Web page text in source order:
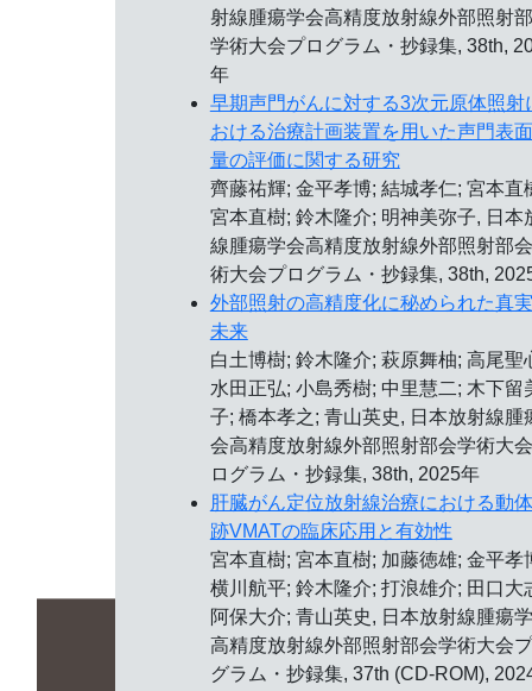
射線腫瘍学会高精度放射線外部照射
学術大会プログラム・抄録集, 38th,
年
早期声門がんに対する3次元原体照射
おける治療計画装置を用いた声門表
量の評価に関する研究
齊藤祐輝; 金平孝博; 結城孝仁; 宮本直
宮本直樹; 鈴木隆介; 明神美弥子, 日本
線腫瘍学会高精度放射線外部照射部
術大会プログラム・抄録集, 38th,
外部照射の高精度化に秘められた真
未来
白土博樹; 鈴木隆介; 萩原舞柚; 高尾聖
水田正弘; 小島秀樹; 中里慧二; 木下留
子; 橋本孝之; 青山英史, 日本放射線腫
会高精度放射線外部照射部会学術大
ログラム・抄録集, 38th, 2025年
肝臓がん定位放射線治療における動
跡VMATの臨床応用と有効性
宮本直樹; 宮本直樹; 加藤徳雄; 金平孝
横川航平; 鈴木隆介; 打浪雄介; 田口大
阿保大介; 青山英史, 日本放射線腫瘍
高精度放射線外部照射部会学術大会
グラム・抄録集, 37th (CD-ROM),